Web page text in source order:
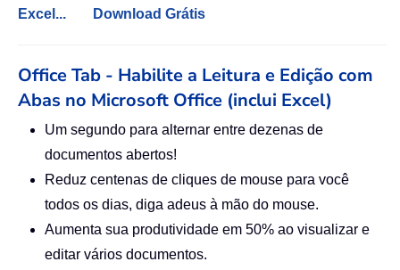
Excel...
Download Grátis
Office Tab - Habilite a Leitura e Edição com
Abas no Microsoft Office (inclui Excel)
Um segundo para alternar entre dezenas de
documentos abertos!
Reduz centenas de cliques de mouse para você
todos os dias, diga adeus à mão do mouse.
Aumenta sua produtividade em 50% ao visualizar e
editar vários documentos.